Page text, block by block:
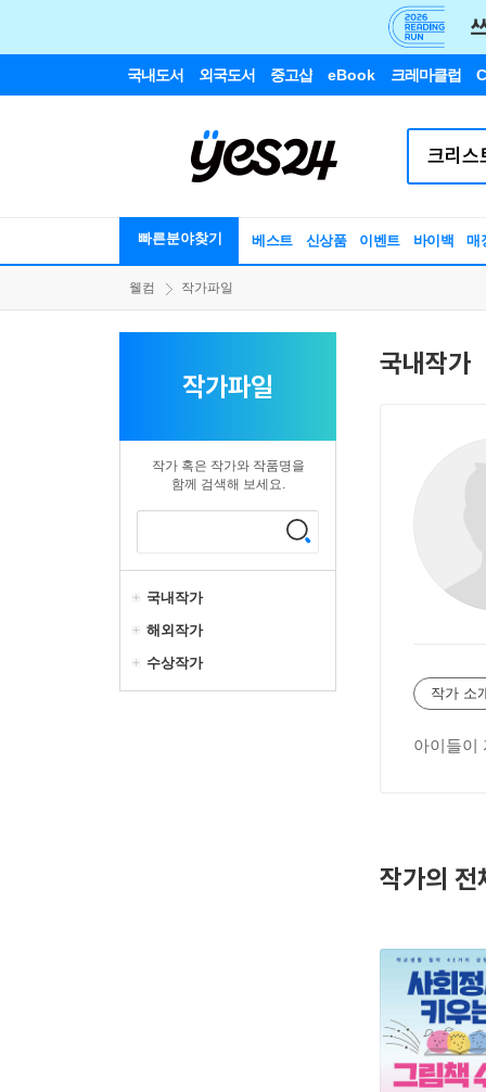
국내도서 외국도서 중고샵 eBook 크레마클럽
빠른분야찾기 베스트 신상품 이벤트 바이백 매
웰컴 작가파일
작가파일
작가 혹은 작가와 작품명을
함께 검색해 보세요.
국내작가
해외작가
수상작가
국내작가
작가 소
아이들이
작가의 전